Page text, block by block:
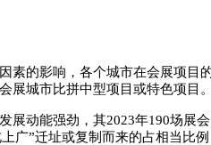
的影响，各个城市在会展项目
城市比拼中型项目或特色项目。
动能强劲，其2023年190场展
广”迁址或复制而来的占相当比